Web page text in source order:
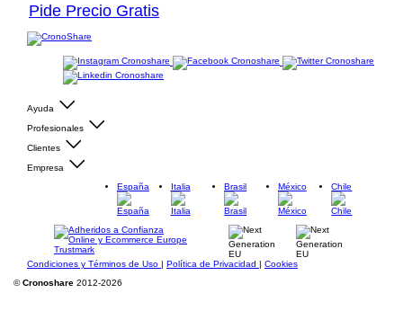
Pide Precio Gratis
Ayuda
Profesionales
Clientes
Empresa
España
Italia Brasil México Chile
Condiciones y Términos de Uso | Política de Privacidad | Cookies
©Cronoshare 2012-2026